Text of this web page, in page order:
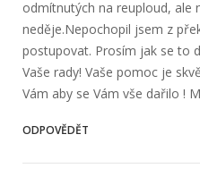
odmítnutých na reuploud, ale
neděje.Nepochopil jsem z
postupovat. Prosím jak se to
Vaše rady! Vaše pomoc je
Vám aby se Vám vše dařilo !
ODPOVĚDĚT